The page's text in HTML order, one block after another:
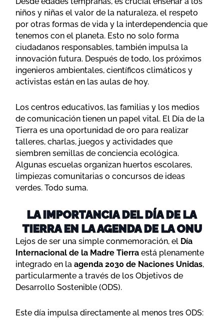
niños y niñas el valor de la naturaleza, el respeto
por otras formas de vida y la interdependencia que
tenemos con el planeta. Esto no solo forma
ciudadanos responsables, también impulsa la
innovación futura. Después de todo, los próximos
ingenieros ambientales, científicos climáticos y
activistas están en las aulas de hoy.
Los centros educativos, las familias y los medios
de comunicación tienen un papel vital. El Día de la
Tierra es una oportunidad de oro para realizar
talleres, charlas, juegos y actividades que
siembren semillas de conciencia ecológica.
Algunas escuelas organizan huertos escolares,
limpiezas comunitarias o concursos de ideas
verdes. Todo suma.
LA IMPORTANCIA DEL DÍA DE LA
TIERRA EN LA AGENDA DE LA ONU
Lejos de ser una simple conmemoración, el Día
Internacional de la Madre Tierra está plenamente
integrado en la agenda 2030 de Naciones Unidas,
particularmente a través de los Objetivos de
Desarrollo Sostenible (ODS).
Este día impulsa directamente al menos tres ODS: